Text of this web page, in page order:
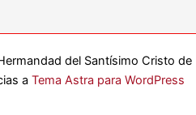
del Santísimo Cristo de
a Tema Astra para WordPress